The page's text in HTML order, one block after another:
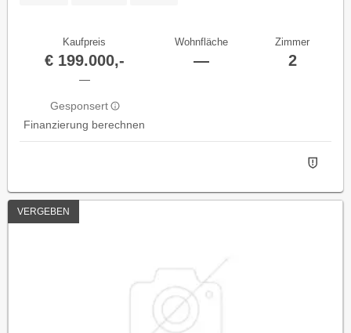
Kaufpreis
€ 199.000,-
—
Gesponsert
Finanzierung berechnen
Wohnfläche
—
Zimmer
2
VERGEBEN